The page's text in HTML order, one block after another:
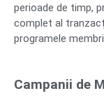
perioade de timp,
complet al
programele
Campanii de